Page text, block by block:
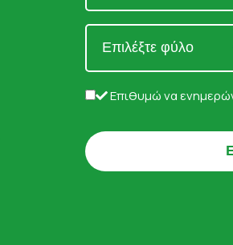
Επιθυμώ να